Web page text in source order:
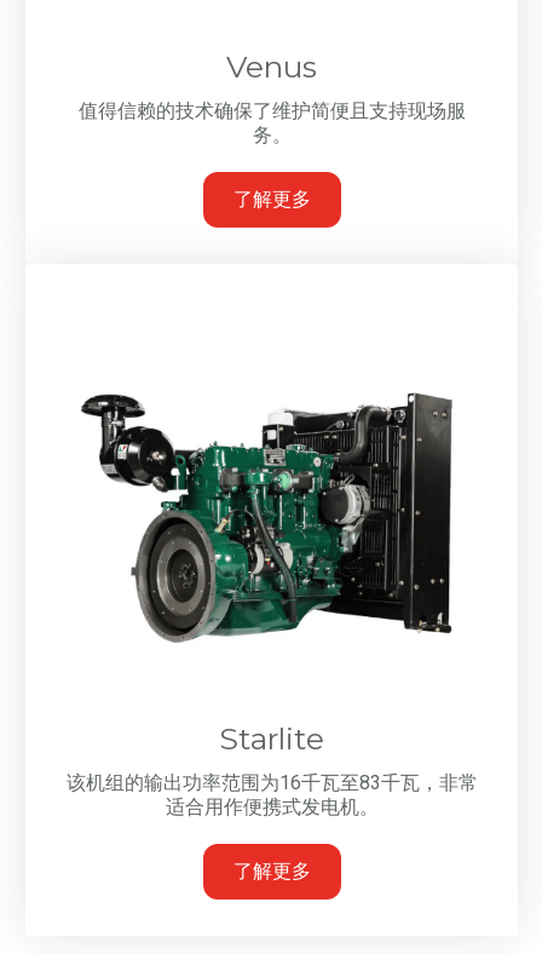
Venus
值得信赖的技术确保了维护简便且支持现场服
务。
了解更多
Starlite
该机组的输出功率范围为16千瓦至83千瓦，非常
适合用作便携式发电机。
了解更多